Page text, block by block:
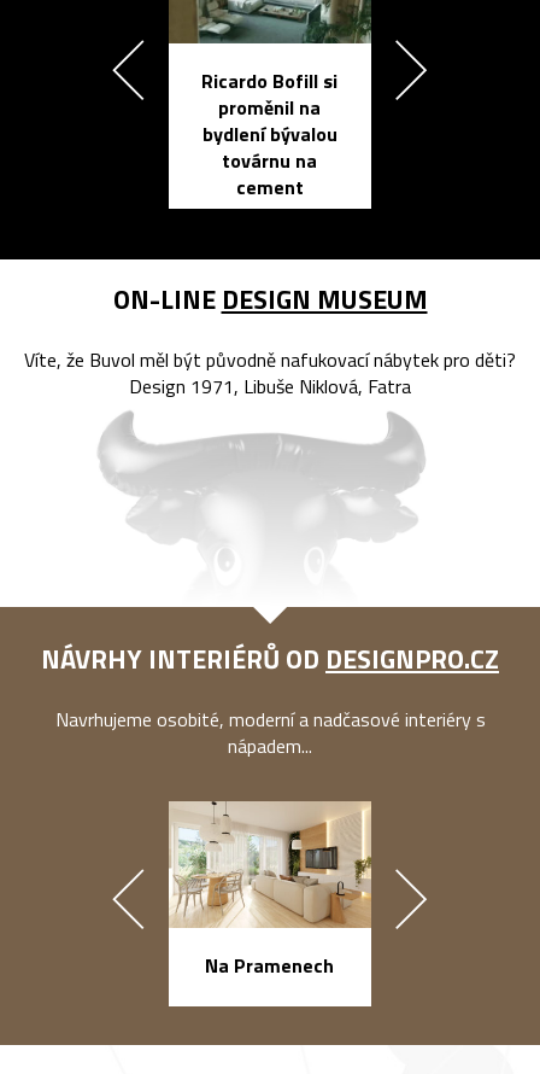
Ricardo Bofill si
proměnil na
bydlení bývalou
továrnu na
cement
ON-LINE DESIGN MUSEUM
Víte, že Buvol měl být původně nafukovací nábytek pro děti?
Design 1971, Libuše Niklová, Fatra
NÁVRHY INTERIÉRŮ OD DESIGNPRO.CZ
Navrhujeme osobité, moderní a nadčasové interiéry s
nápadem...
Na Pramenech